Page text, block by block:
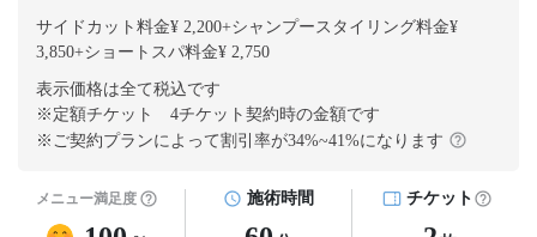
サイドカット料金¥ 2,200+シャンプースタイリング料金¥
3,850+ショートスパ料金¥ 2,750
表示価格は全て税込です
※定額チケット 4チケット契約時の金額です
※ご契約プランによって割引率が34%~41%になります
メニュー満足度 施術時間 チケット